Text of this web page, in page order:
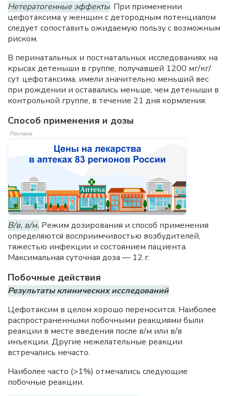
Нетератогенные эффекты. При применении
цефотаксима у женщин с детородным потенциалом
следует сопоставить ожидаемую пользу с возможным
риском.
В перинатальных и постнатальных исследованиях на
крысах детеныши в группе, получавшей 1200 мг/кг/
сут цефотаксима, имели значительно меньший вес
при рождении и оставались меньше, чем детеныши в
контрольной группе, в течение 21 дня кормления.
Способ применения и дозы
Реклама
В/в, в/м. Режим дозирования и способ применения
определяются восприимчивостью возбудителей,
тяжестью инфекции и состоянием пациента.
Максимальная суточная доза — 12 г.
Побочные действия
Результаты клинических исследований
Цефотаксим в целом хорошо переносится. Наиболее
распространенными побочными реакциями были
реакции в месте введения после в/м или в/в
инъекции. Другие нежелательные реакции
встречались нечасто.
Наиболее часто (>1%) отмечались следующие
побочные реакции.